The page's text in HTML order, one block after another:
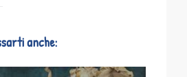
anche: